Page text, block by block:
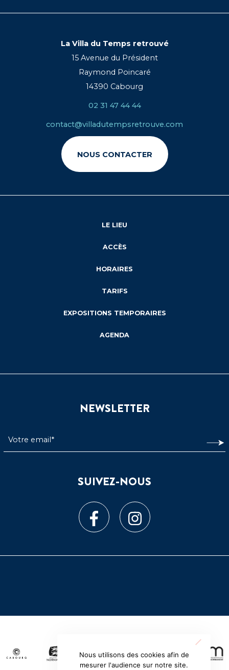
La Villa du Temps retrouvé
15 Avenue du Président
Raymond Poincaré
14390 Cabourg
02 31 47 44 44
contact@villadutempsretrouve.com
NOUS CONTACTER
LE LIEU
ACCÈS
HORAIRES
TARIFS
EXPOSITIONS TEMPORAIRES
AGENDA
NEWSLETTER
SUIVEZ-NOUS
Nous utilisons des cookies afin de
mesurer l'audience sur notre site.